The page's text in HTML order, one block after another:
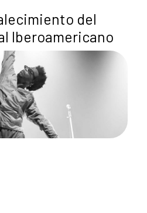
del
Iberoamericano